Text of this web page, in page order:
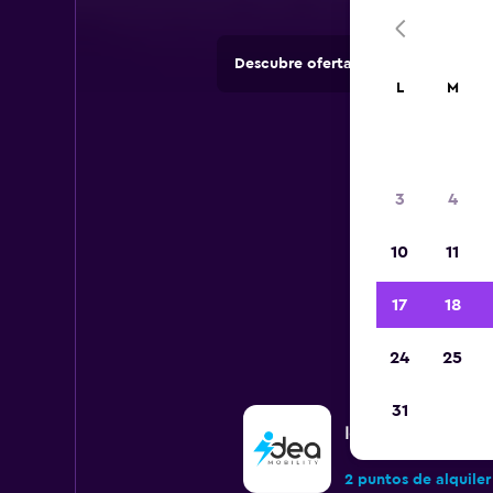
Descubre ofertas de agencias de
Idea Mobility
2 puntos de alquiler
L M
3 4
10 11
17 18
24 25
31